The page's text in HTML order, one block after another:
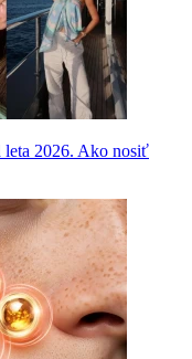
leta 2026. Ako nosiť